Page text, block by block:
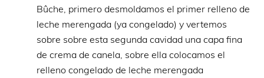
Bûche, primero desmoldamos el primer relleno de
leche merengada (ya congelado) y vertemos
sobre sobre esta segunda cavidad una capa fina
de crema de canela, sobre ella colocamos el
relleno congelado de leche merengada